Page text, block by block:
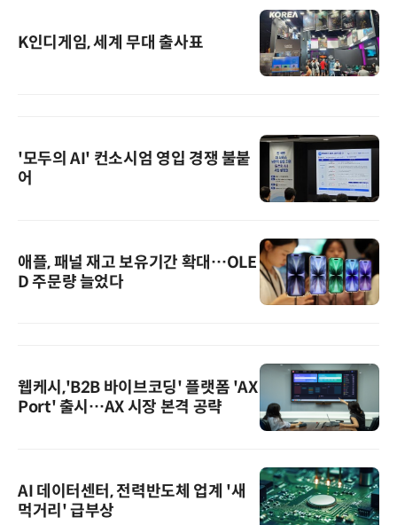
K인디게임, 세계 무대 출사표
'모두의 AI' 컨소시엄 영입 경쟁 불붙
어
애플, 패널 재고 보유기간 확대…OLE
D 주문량 늘었다
웹케시,'B2B 바이브코딩' 플랫폼 'AX
Port' 출시…AX 시장 본격 공략
AI 데이터센터, 전력반도체 업계 '새
먹거리' 급부상